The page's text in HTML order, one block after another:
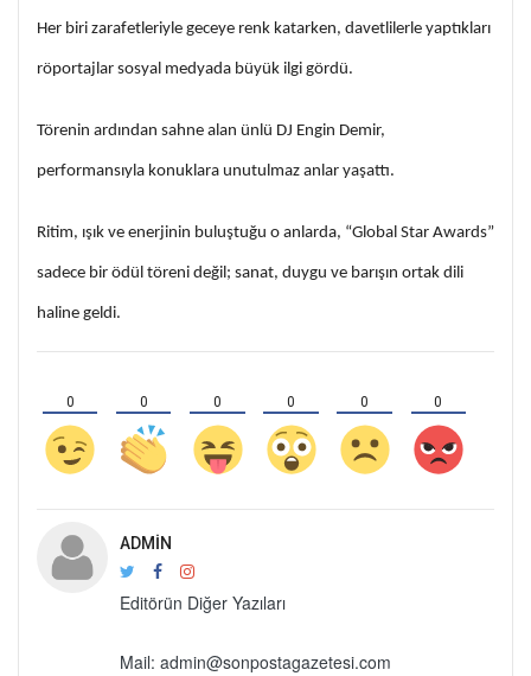
Her biri zarafetleriyle geceye renk katarken, davetlilerle yaptıkları
röportajlar sosyal medyada büyük ilgi gördü.
Törenin ardından sahne alan ünlü DJ Engin Demir,
performansıyla konuklara unutulmaz anlar yaşattı.
Ritim, ışık ve enerjinin buluştuğu o anlarda, “Global Star Awards”
sadece bir ödül töreni değil; sanat, duygu ve barışın ortak dili
haline geldi.
0 0 0 0 0 0
ADMIN
Editörün Diğer Yazıları
Mail: admin@sonpostagazetesi.com